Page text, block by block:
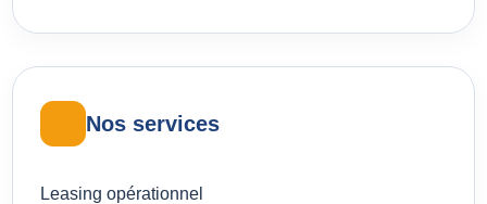
Nos services
Leasing opérationnel